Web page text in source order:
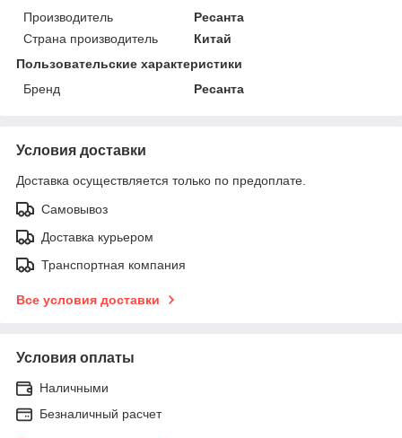
Производитель
Ресанта
Страна производитель
Китай
Пользовательские характеристики
Бренд
Ресанта
Условия доставки
Доставка осуществляется только по предоплате.
Самовывоз
Доставка курьером
Транспортная компания
Все условия доставки
Условия оплаты
Наличными
Безналичный расчет